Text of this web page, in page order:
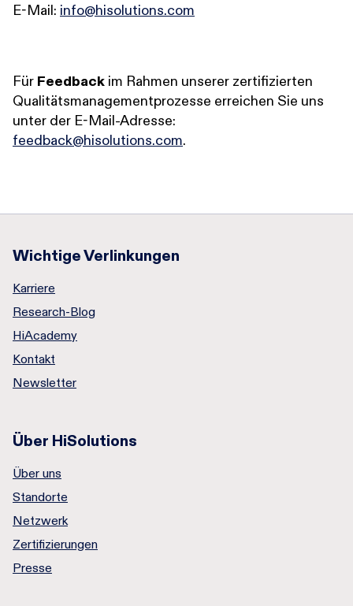
E-Mail: info@hisolutions.com
Für Feedback im Rahmen unserer zertifizierten
Qualitätsmanagementprozesse erreichen Sie uns
unter der E-Mail-Adresse:
feedback@hisolutions.com​​​​​​​.
Wichtige Verlinkungen
Karriere
Research-Blog
HiAcademy
Kontakt
Newsletter
Über HiSolutions
Über uns
Standorte
Netzwerk
Zertifizierungen
Presse